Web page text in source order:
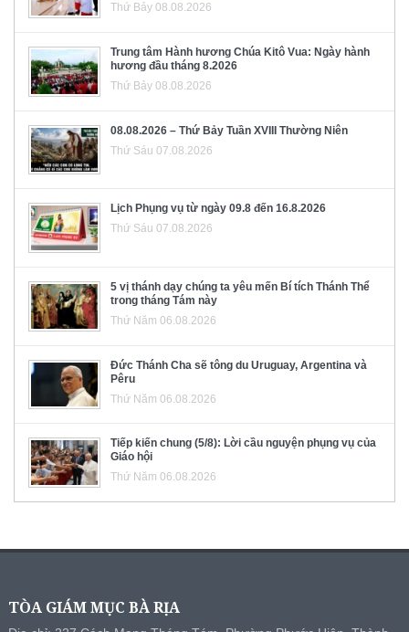
Thứ Bảy 08.08.2026
Trung tâm Hành hương Chúa Kitô Vua: Ngày hành
hương đầu tháng 8.2026
Thứ Bảy 08.08.2026
08.08.2026 – Thứ Bảy Tuần XVIII Thường Niên
Thứ Sáu 07.08.2026
Lịch Phụng vụ từ ngày 09.8 đến 16.8.2026
Thứ Sáu 07.08.2026
5 vị thánh dạy chúng ta yêu mến Bí tích Thánh Thể
trong tháng Tám này
Thứ Năm 06.08.2026
Đức Thánh Cha sẽ tông du Uruguay, Argentina và
Pêru
Thứ Năm 06.08.2026
Tiếp kiến chung (5/8): Lời cầu nguyện phụng vụ của
Giáo hội
Thứ Năm 06.08.2026
TÒA GIÁM MỤC BÀ RỊA